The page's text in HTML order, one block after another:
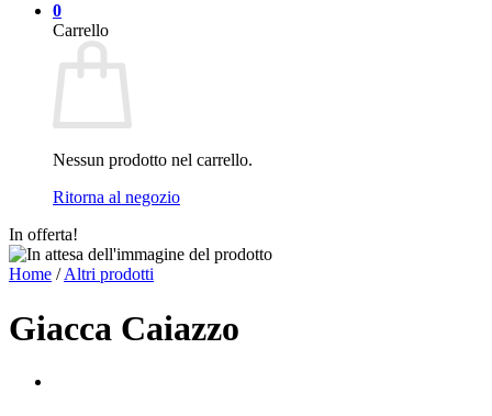
0
Carrello
Nessun prodotto nel carrello.
Ritorna al negozio
In offerta!
Home / Altri prodotti
Giacca Caiazzo